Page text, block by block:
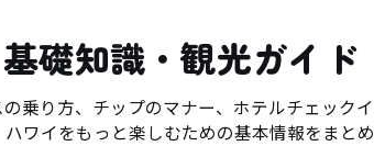
礎知識・観光ガイド
乗り方、チップのマナー、ホテルチェック
ワイをもっと楽しむための基本情報をまと